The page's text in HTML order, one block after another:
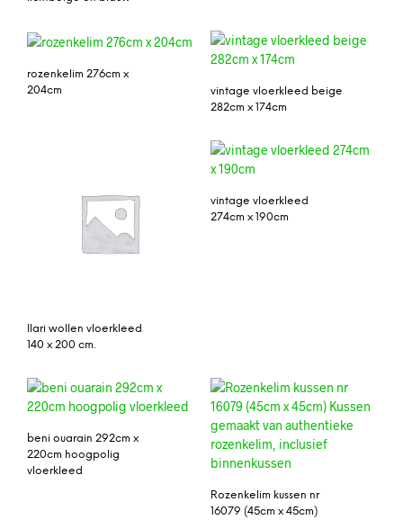
rozenkelim 276cm x
204cm
vintage vloerkleed beige
282cm x 174cm
Ilari wollen vloerkleed
140 x 200 cm.
vintage vloerkleed
274cm x 190cm
beni ouarain 292cm x
220cm hoogpolig
vloerkleed
Rozenkelim kussen nr
16079 (45cm x 45cm)